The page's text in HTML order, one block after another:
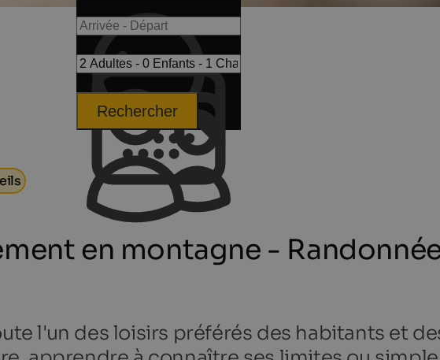
Rechercher
en montagne -
l'un des loisirs préférés des habitants et